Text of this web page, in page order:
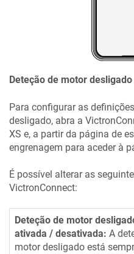
Deteção de motor desligado
Para configurar as
desligado, abra a
XS e, a partir da página de
engrenagem para aceder à
É possível alterar as
VictronConnect:
Deteção de motor
ativada / desativada: A
motor desligado está